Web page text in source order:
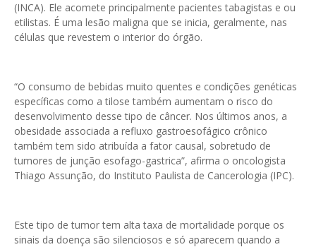
(INCA). Ele acomete principalmente pacientes tabagistas e ou
etilistas. É uma lesão maligna que se inicia, geralmente, nas
células que revestem o interior do órgão.
“O consumo de bebidas muito quentes e condições genéticas
específicas como a tilose também aumentam o risco do
desenvolvimento desse tipo de câncer. Nos últimos anos, a
obesidade associada a refluxo gastroesofágico crônico
também tem sido atribuída a fator causal, sobretudo de
tumores de junção esofago-gastrica”, afirma o oncologista
Thiago Assunção, do Instituto Paulista de Cancerologia (IPC).
Este tipo de tumor tem alta taxa de mortalidade porque os
sinais da doença são silenciosos e só aparecem quando a